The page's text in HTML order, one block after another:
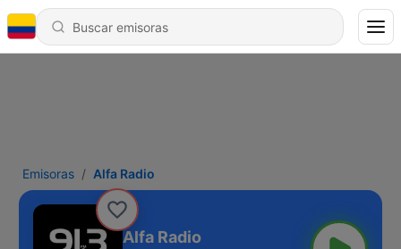
Emisoras Alfa Radio
Alfa Radio